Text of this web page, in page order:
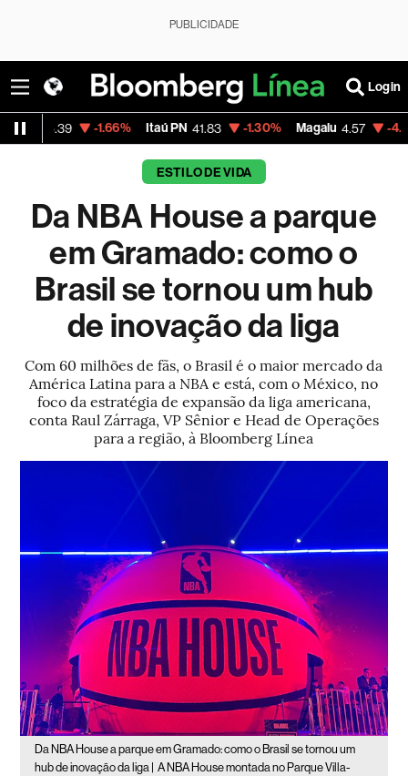
PUBLICIDADE
Login
Itaú PN 41.83 -1.30% Magalu 4.57 -4.59% Bitcoin
ESTILO DE VIDA
Da NBA House a parque
em Gramado: como o
Brasil se tornou um hub
de inovação da liga
Com 60 milhões de fãs, o Brasil é o maior mercado da
América Latina para a NBA e está, com o México, no
foco da estratégia de expansão da liga americana,
conta Raul Zárraga, VP Sênior e Head de Operações
para a região, à Bloomberg Línea
Da NBA House a parque em Gramado: como o Brasil se tornou um
hub de inovação da liga |
A NBA House montada no Parque Villa-